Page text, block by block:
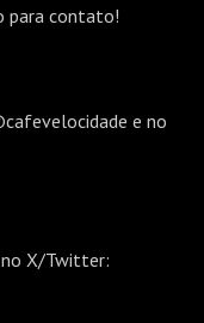
para contato!
e no
X/Twitter: